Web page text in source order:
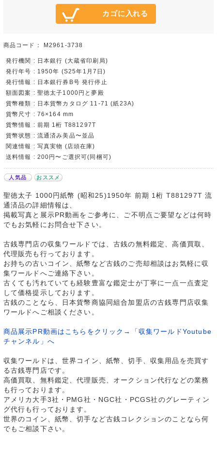
商品コード： M2961-3738
発行機関 : 日本銀行 (大蔵省印刷局)
発行年号 : 1950年 (S25年1月7日)
発行情報 : 日本銀行券B号 発行停止
額面図案 : 聖徳太子1000円と夢殿
貨幣種類 : 日本貨幣カタログ 11-71 (紙23A)
貨幣尺寸 : 76×164 mm
貨幣情報 : 前期 1桁 T881297T
貨幣状態 : 流通済み美品〜並品
関連情報 : 写真実物 (店頭在庫)
送料情報 : 200円〜ご選択可(同梱可)
人気品 おススメ
聖徳太子 1000円紙幣 (昭和25)1950年 前期 1桁 T881297T 流
通済品の詳細情報は、
掲載写真と展示PR動画をご参考に、ご不明点ご要望などは何時
でもお気軽にお問合せ下さい。
古銭専門店の収集ワールドでは、古銭の無料鑑定、高価買取、
代理販売も行っております。
お持ちの古いコイン、紙幣など古銭のご売却相談はお気軽に収
集ワールドへご連絡下さい。
古くても汚れていても経験豊富な鑑定士が丁寧に一点一点査定
して価格提示しております。
古銭のことなら、日本貨幣商協同組合加盟店の古銭専門店収集
ワールドへご相談ください。
商品展示PR動画はこちらをクリック→「収集ワールドYoutube
チャンネル」へ
収集ワールドは、世界コイン、紙幣、切手、収集用品を売買す
る古銭専門店です。
高価買取、無料鑑定、代理販売、オークション代行などの業務
も行っております。
アメリカ大手3社・PMG社・NGC社・PCGS社のグレーティン
グ代行も行っております。
世界のコイン、紙幣、切手など古銭コレクションのことなら何
でもご相談下さい。